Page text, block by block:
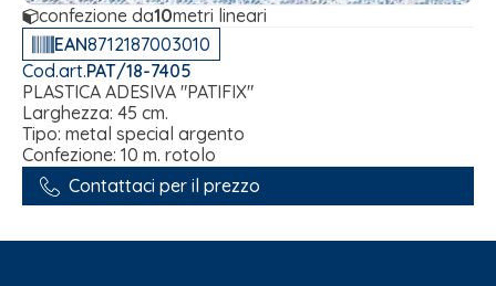
confezione da10metri lineari
EAN8712187003010
Cod.art.PAT/18-7405
PLASTICA ADESIVA "PATIFIX"
Larghezza: 45 cm.
Tipo: metal special argento
Confezione: 10 m. rotolo
Contattaci per il prezzo